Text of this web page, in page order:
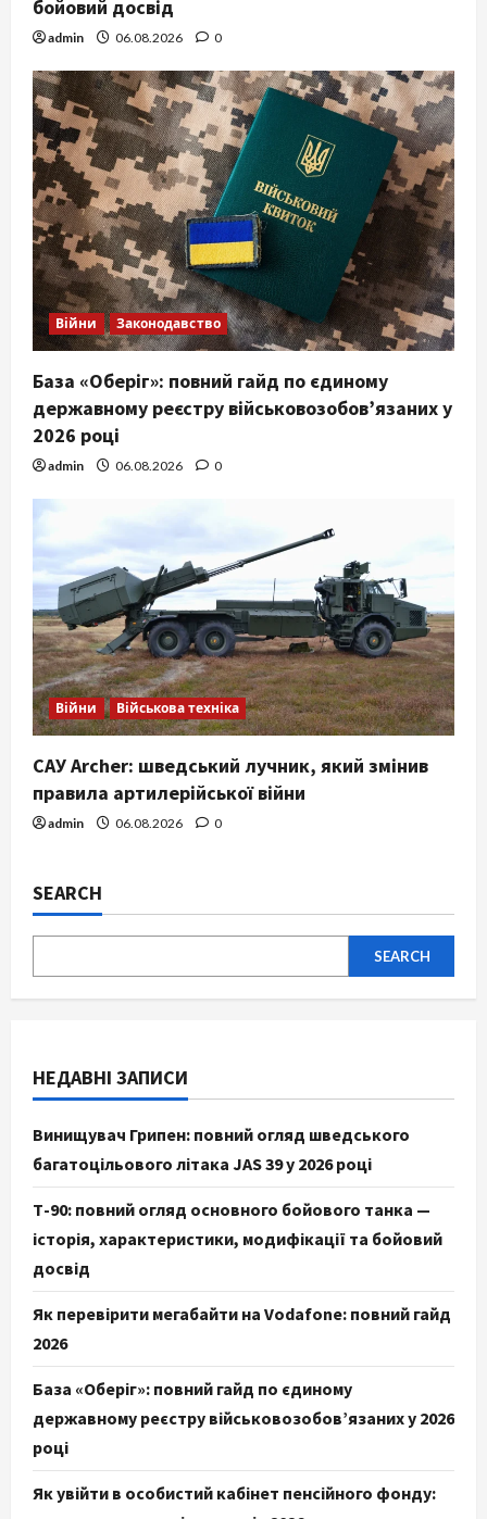
бойовий досвід
admin 06.08.2026 0
Війни Законодавство
База «Оберіг»: повний гайд по єдиному
державному реєстру військовозобов’язаних у
2026 році
admin 06.08.2026 0
Війни Військова техніка
САУ Archer: шведський лучник, який змінив
правила артилерійської війни
admin 06.08.2026 0
SEARCH
SEARCH
НЕДАВНІ ЗАПИСИ
Винищувач Грипен: повний огляд шведського
багатоцільового літака JAS 39 у 2026 році
Т-90: повний огляд основного бойового танка —
історія, характеристики, модифікації та бойовий
досвід
Як перевірити мегабайти на Vodafone: повний гайд
2026
База «Оберіг»: повний гайд по єдиному
державному реєстру військовозобов’язаних у 2026
році
Як увійти в особистий кабінет пенсійного фонду: